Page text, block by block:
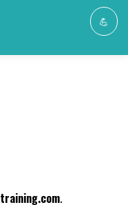
💪
.